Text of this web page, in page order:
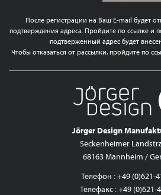
После регистрации на Ваш E-mail будет
подтверждения адреса. Пройдите по ссылке и
подтверженный адрес будет
Чтобы отказаться от рассылки, пройдите по
Jörger Design
Seckenheimer
68163 Mannheim /
Телефон : +49 (0)621-
Телефакс : +49 (0)621-